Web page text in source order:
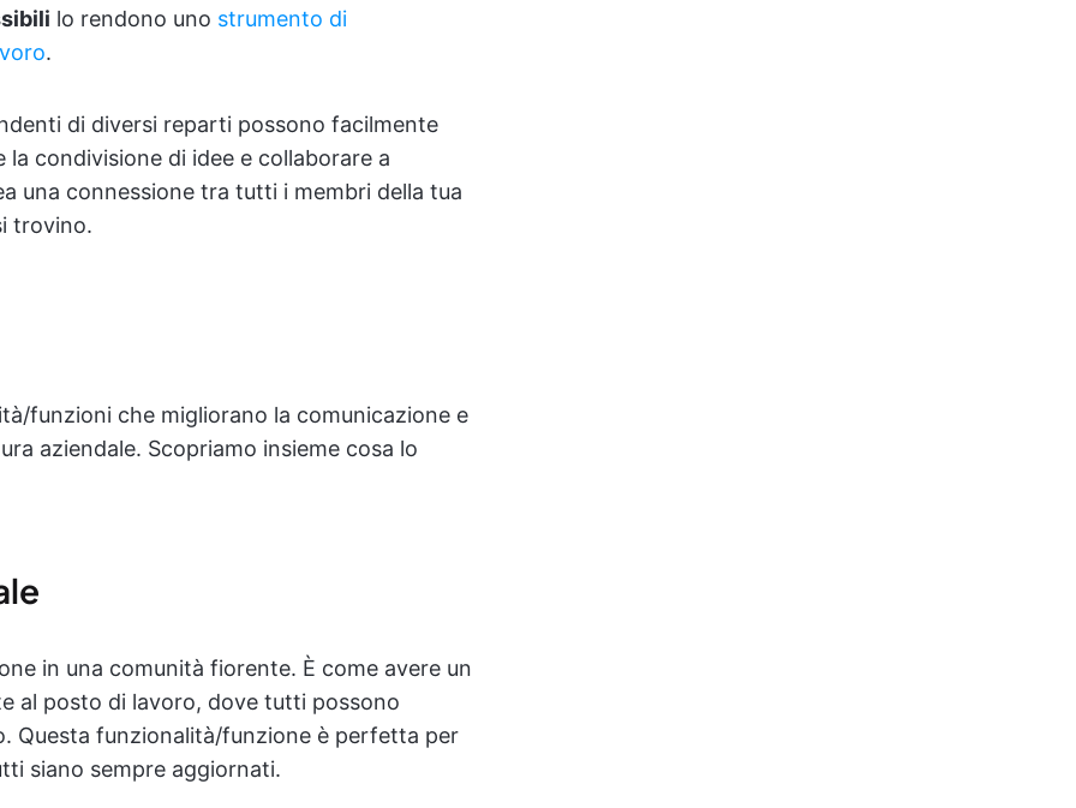
lo rendono uno strumento di
.
di diversi reparti possono facilmente
condivisione di idee e collaborare a
una connessione tra tutti i membri della tua
trovino.
funzioni che migliorano la comunicazione e
aziendale. Scopriamo insieme cosa lo
in una comunità fiorente. È come avere un
al posto di lavoro, dove tutti possono
Questa funzionalità/funzione è perfetta per
siano sempre aggiornati.